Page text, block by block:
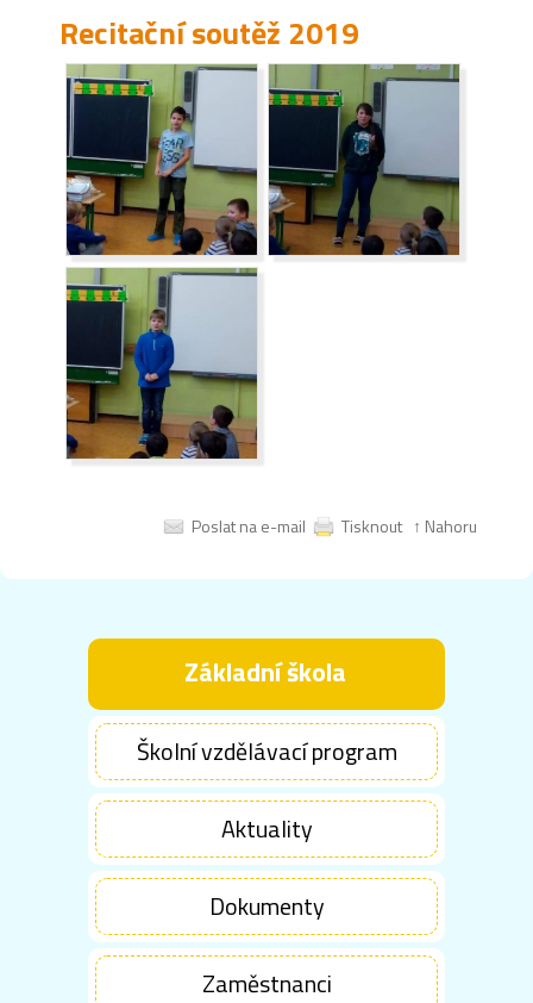
Recitační soutěž 2019
Poslat na e-mail Tisknout ↑ Nahoru
Základní škola
Školní vzdělávací program
Aktuality
Dokumenty
Zaměstnanci